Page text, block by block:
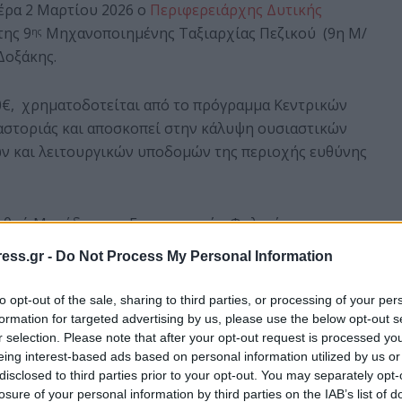
- Do Not Process My Personal Information
opt-out of the sale, sharing to third parties, or processing of your
for targeted advertising by us, please use the below opt-out
selection. Please note that after your opt-out request is processed
interest-based ads based on personal information utilized by us
to third parties prior to your opt-out. You may separately
of your personal information by third parties on the IAB’s list of
2 Μαρτίου 2026 ο Περιφερειάρχης Δυτικής
9ης Μηχανοποιημένης Ταξιαρχίας Πεζικού (9η Μ/
χρηματοδοτείται από το πρόγραμμα Κεντρικών
και αποσκοπεί στην κάλυψη ουσιαστικών
και λειτουργικών υποδομών της περιοχής ευθύνης
Μονάδων και Επιτηρητικών Φυλακίων,
η συγκεκριμένη προμήθεια συμβάλλει
αλλά και στη βελτίωση των συνθηκών
που υπηρετούν στην περιοχή.
Δυτικής Μακεδονίας και των Ενόπλων
αυτοδιοίκησης να στηρίζει τις στρατιωτικές
στην ασφάλεια, τη σταθερότητα και την κοινωνική